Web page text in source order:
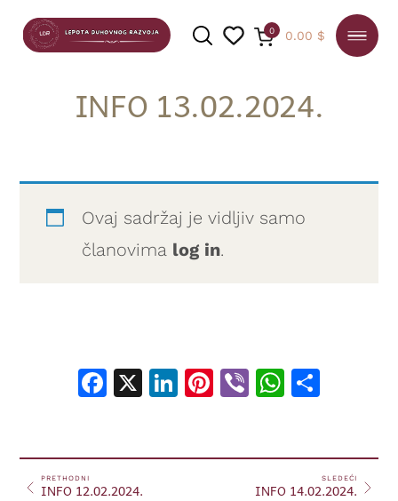
0 0.00 $
INFO 13.02.2024.
Ovaj sadržaj je vidljiv samo
članovima log in.
Facebook
X LinkedIn
Pinterest
Viber
PRETHODNI
INFO 12.02.2024.
SLEDEĆI
INFO 14.02.2024.